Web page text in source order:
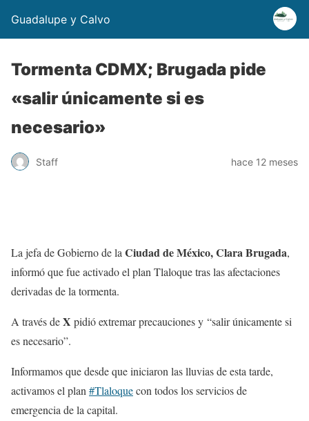
Guadalupe y Calvo
Tormenta CDMX; Brugada pide
«salir únicamente si es
necesario»
Staff hace 12 meses
La jefa de Gobierno de la Ciudad de México, Clara Brugada,
informó que fue activado el plan Tlaloque tras las afectaciones
derivadas de la tormenta.
A través deX pidió extremar precauciones y “salir únicamente si
es necesario”.
Informamos que desde que iniciaron las lluvias de esta tarde,
activamos el plan #Tlaloquecon todos los servicios de
emergencia de la capital.